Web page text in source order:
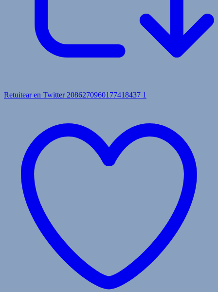
Retuitear en Twitter 2086270960177418437 1